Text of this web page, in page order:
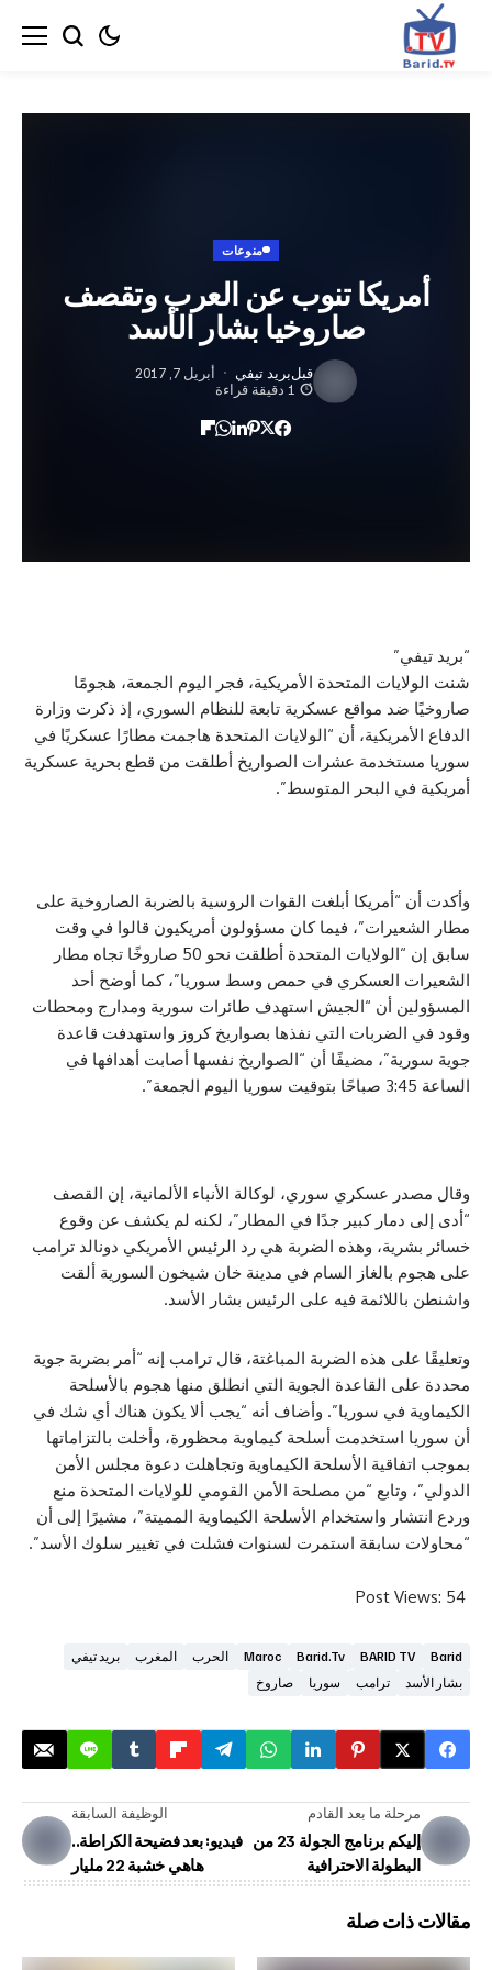
تنوب عن العرب وتقصف
صاروخيا بشار الأسد
بريد تيفي
أبريل 7, 2017
المتحدة الأمريكية، فجر اليوم الجمعة، هجومًا
مواقع عسكرية تابعة للنظام السوري، إذ ذكرت وزارة
أن “الولايات المتحدة هاجمت مطارًا عسكريًا في
عشرات الصواريخ أطلقت من قطع بحرية عسكرية
البحر المتوسط”.
أبلغت القوات الروسية بالضربة الصاروخية على
فيما كان مسؤولون أمريكيون قالوا في وقت
سابق إن “الولايات المتحدة أطلقت نحو 50 صاروخًا تجاه مطار
العسكري في حمص وسط سوريا”، كما أوضح أحد
أن “الجيش استهدف طائرات سورية ومدارج ومحطات
التي نفذها بصواريخ كروز واستهدفت قاعدة
مضيفًا أن “الصواريخ نفسها أصابت أهدافها في
عسكري سوري، لوكالة الأنباء الألمانية، إن القصف
دمار كبير جدًا في المطار”، لكنه لم يكشف عن وقوع
وهذه الضربة هي رد الرئيس الأمريكي دونالد ترامب
بالغاز السام في مدينة خان شيخون السورية ألقت
فيه على الرئيس بشار الأسد.
هذه الضربة المباغتة، قال ترامب إنه “أمر بضربة جوية
القاعدة الجوية التي انطلق منها هجوم بالأسلحة
في سوريا”. وأضاف أنه “يجب ألا يكون هناك أي شك في
أسلحة كيماوية محظورة، وأخلت بالتزاماتها
الأسلحة الكيماوية وتجاهلت دعوة مجلس الأمن
“من مصلحة الأمن القومي للولايات المتحدة منع
واستخدام الأسلحة الكيماوية المميتة”، مشيرًا إلى أن
سابقة استمرت لسنوات فشلت في تغيير سلوك الأسد”.
Post
BARID
Barid.tv
Maroc الحرب المغرب
بريد تيفي
ترامب سوريا صاروخ
الوظيفة السابقة
فيديو: بعد فضيحة الكراطة..
ما بعد القادم
إليكم برنامج الجولة 23 من
الاحترافية
صلة